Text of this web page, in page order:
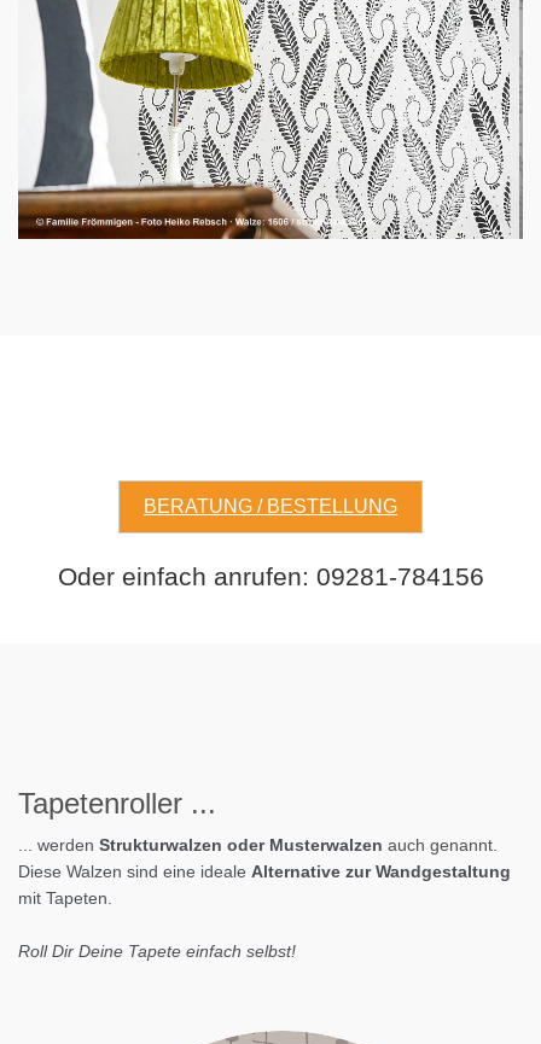
BERATUNG / BESTELLUNG
Oder einfach anrufen: 09281-784156
Tapetenroller ...
... werden Strukturwalzen oder Musterwalzen auch genannt.
Diese Walzen sind eine ideale Alternative zur Wandgestaltung
mit Tapeten.
Roll Dir Deine Tapete einfach selbst!